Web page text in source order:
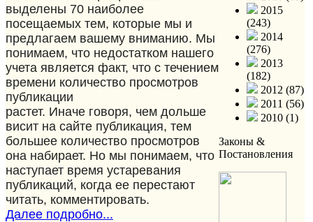
выделены 70 наиболее
посещаемых тем, которые мы и
предлагаем вашему вниманию. Мы
понимаем, что недостатком нашего
учета является факт, что с течением
времени количество просмотров
публикации
растет. Иначе говоря, чем дольше
висит на сайте публикация, тем
большее количество просмотров
она набирает. Но мы понимаем, что
наступает время устаревания
публикаций, когда ее перестают
читать, комментировать.
Далее подробно...
2015
(243)
2014
(276)
2013
(182)
2012 (87)
2011 (56)
2010 (1)
Законы &
Постановления